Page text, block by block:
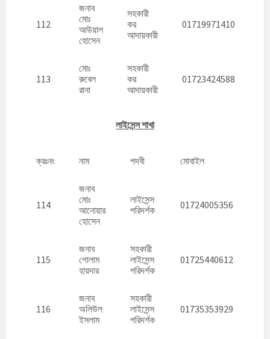
112
জনাব
মোঃ
আউয়াল
হোসেন
সহকারী
কর
আদায়কারী
01719971410
113
মোঃ
রুবেল
রানা
সহকারী
কর
আদায়কারী
01723424588
লাইসেন্স শাখা
ক্রঃনং নাম পদবী মোবাইল
114
জনাব
মোঃ
আনোয়ার
হোসেন
লাইসেন্স
পরিদর্শক
01724005356
115
জনাব
গোলাম
হায়দার
সহকারী
লাইসেন্স
পরিদর্শক
01725440612
116
জনাব
অলিউল
ইসলাম
সহকারী
লাইসেন্স
পরিদর্শক
01735353929